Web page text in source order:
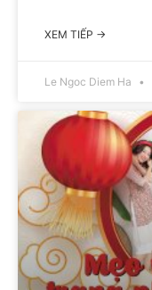
XEM TIẾP →
Le Ngoc Diem Ha